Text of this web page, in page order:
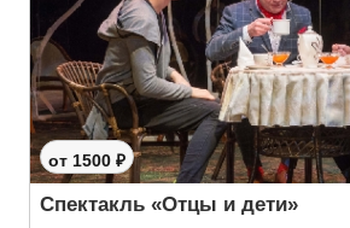
от 1500 ₽
Спектакль «Отцы и дети»